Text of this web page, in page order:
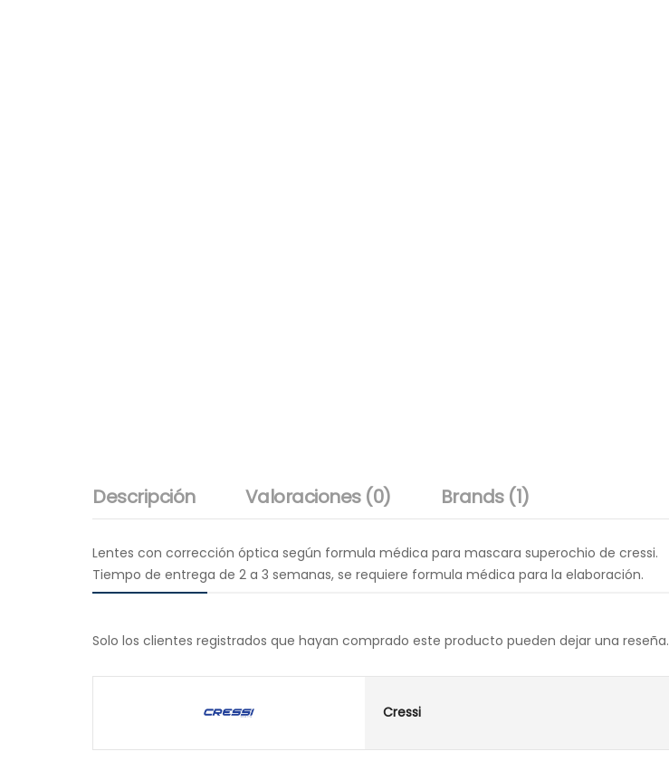
Descripción Valoraciones (0) Brands (1)
Lentes con corrección óptica según formula médica para mascara superochio de cressi.
Tiempo de entrega de 2 a 3 semanas, se requiere formula médica para la elaboración.
Solo los clientes registrados que hayan comprado este producto pueden dejar una reseña.
Cressi